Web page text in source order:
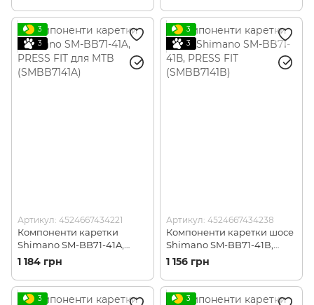
3
3
Артикул: 4524667434221
Компоненти каретки
Shimano SM-BB71-41A,
PRESS FIT для MTB
(SMBB7141A)
1 184 грн
3
3
Артикул: 4524667434238
Компоненти каретки шосе
Shimano SM-BB71-41В,
PRESS FIT (SMBB7141B)
1 156 грн
3
3